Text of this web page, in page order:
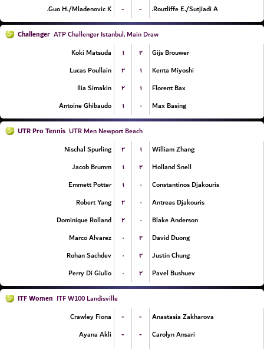
Guo H./Mladenovic K. - - Routliffe E./Sutjiadi A.
Challenger ATP Challenger Istanbul, Main Draw
Koki Matsuda
۱ ۲
Gijs Brouwer
Lucas Poullain
۲ ۱
Kenta Miyoshi
Ilia Simakin
۲ ۱
Florent Bax
Antoine Ghibaudo
۱ ۰ Max Basing
UTR Pro Tennis UTR Men Newport Beach
Nischal Spurling
۲ ۱
William Zhang
Jacob Brumm
۱ ۲
Holland Snell
Emmett Potter
۱ ۰
Constantinos Djakouris
Robert Yang
۲ ۰
Antreas Djakouris
Dominique Rolland
۲ ۰
Blake Anderson
Marco Alvarez
۰ ۲
David Duong
Rohan Sachdev
۰ ۲
Justin Chung
Perry Di Giulio
۰ ۲ Pavel Bushuev
ITF Women ITF W100 Landisville
Crawley Fiona
- -
Anastasia Zakharova
Ayana Akli
- -
Carolyn Ansari